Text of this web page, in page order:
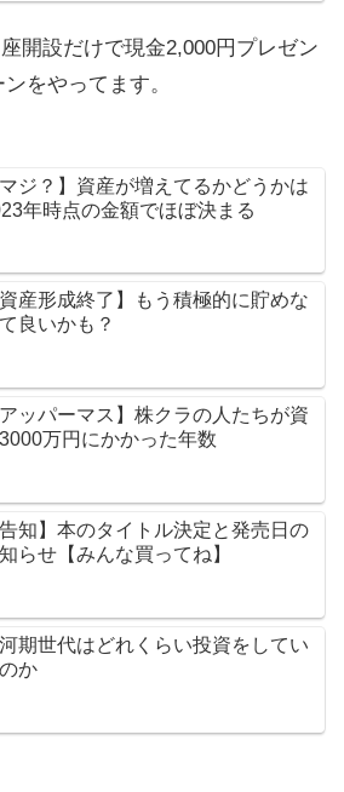
開設だけで現金2,000円プレゼン
をやってます。
マジ？】資産が増えてるかどうかは
年時点の金額でほぼ決まる
資産形成終了】もう積極的に貯めな
良いかも？
アッパーマス】株クラの人たちが資
万円にかかった年数
告知】本のタイトル決定と発売日の
らせ【みんな買ってね】
期世代はどれくらい投資をしてい
か